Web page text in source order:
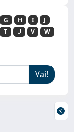
G H I
J
T U V
W